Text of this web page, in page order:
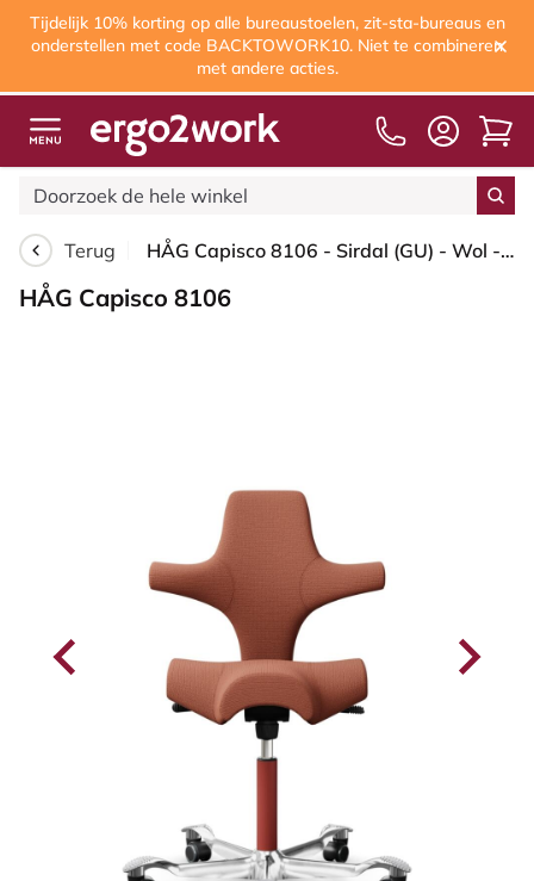
Tijdelijk 10% korting op alle bureaustoelen, zit-sta-bureaus en
onderstellen met code BACKTOWORK10. Niet te combineren
met andere acties.
Terug HÅG Capisco 8106 - Sirdal (GU) - Wol - SRD630 - Brick red - Framekleur - Blush Rose - Gasveer - 200 mm (Zithoogte 46-64cm) - Vloercontact - Zachte wielen t.b.v. harde vloeren - Voetenring - Nee, geen voetenring - Voetster - Ja, voetster in gepolijst al...
HÅG Capisco 8106